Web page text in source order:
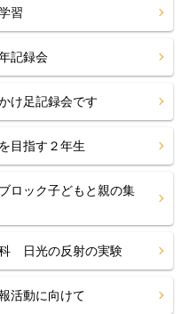
習
記録会
け足記録会です
目指す２年生
ロック子どもと親の集
日光の反射の実験
活動に向けて